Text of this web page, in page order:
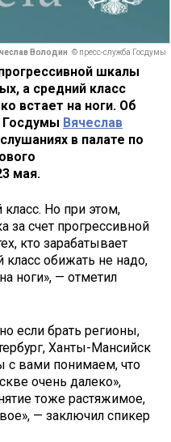
Володин © пресс-служба Госдумы
шкалы
а средний класс
встает на ноги. Об
Госдумы Вячеслав
в палате по
мая.
Но при этом,
за счет прогрессивной
кто зарабатывает
класс обижать не надо,
ноги», — отметил
если брать регионы,
Ханты-Мансийск
с вами понимаем, что
очень далеко»,
тоже растяжимое,
— заключил спикер